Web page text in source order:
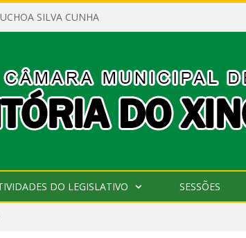
SILVA CUNHA
DO LEGISLATIVO SESSÕES